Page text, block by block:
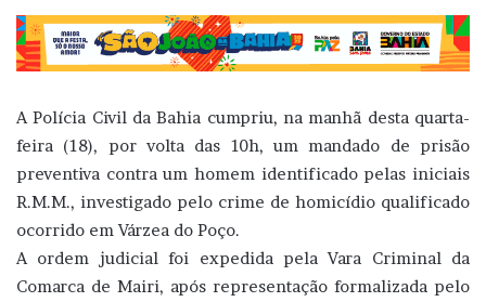
A Polícia Civil da Bahia cumpriu, na manhã desta quarta-
feira (18), por volta das 10h, um mandado de prisão
preventiva contra um homem identificado pelas iniciais
R.M.M., investigado pelo crime de homicídio qualificado
ocorrido em Várzea do Poço.
A ordem judicial foi expedida pela Vara Criminal da
Comarca de Mairi, após representação formalizada pelo